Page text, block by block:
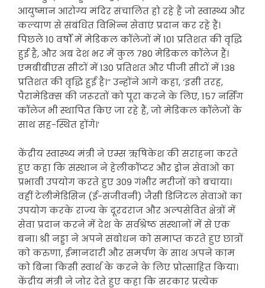
आयुष्मान आरोग्य मंदिर संचालित हो रहे हैं जो स्वास्थ्य और
कल्याण से संबंधित विभिन्न सेवाएं प्रदान कर रहे हैं।
पिछले 10 वर्षों में मेडिकल कॉलेजों में 101 प्रतिशत की वृद्धि
हुई है, और अब देश भर में कुल 780 मेडिकल कॉलेज हैं।
एमबीबीएस सीटों में 130 प्रतिशत और पीजी सीटों में 138
प्रतिशत की वृद्धि हुई है।’’ उन्होंने आगे कहा, ‘इसी तरह,
पैरामेडिक्स की जरूरतों को पूरा करने के लिए, 157 नर्सिंग
कॉलेज भी स्थापित किए जा रहे हैं, जो मेडिकल कॉलेजों के
साथ सह-स्थित होंगे।’
केंद्रीय स्वास्थ्य मंत्री ने एम्स ऋषिकेश की सराहना करते
हुए कहा कि संस्थान ने हेलीकॉप्टर और ड्रोन सेवाओं का
प्रभावी उपयोग करते हुए 309 गंभीर मरीजों को बचाया।
वहीं टेलीमेडिसिन (ई-संजीवनी) जैसी डिजिटल सेवाओं का
उपयोग करके राज्य के दूरदराज और अल्पसेवित क्षेत्रों में
सेवा प्रदान करने में देश के सर्वश्रेष्ठ संस्थानों में से एक
बना। श्री नड्डा ने अपने संबोधन को समाप्त करते हुए छात्रों
को करुणा, ईमानदारी और समर्पण के साथ अपने काम
को बिना किसी स्वार्थ के करने के लिए प्रोत्साहित किया।
केंद्रीय मंत्री ने जोर देते हुए कहा कि सरकार प्रत्येक